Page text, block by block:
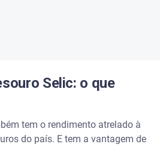
Selic: o que
tem o rendimento atrelado à
do país. E tem a vantagem de